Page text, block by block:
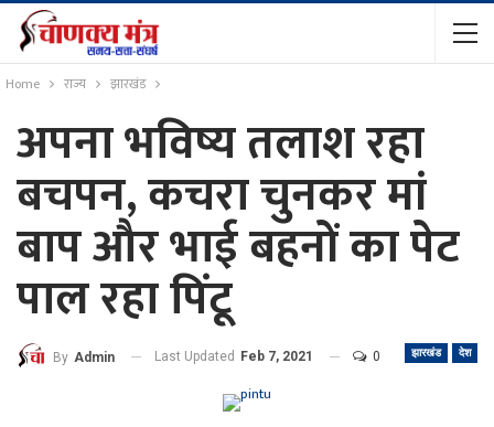
Home राज्य झारखंड
अपना भविष्य तलाश रहा
बचपन, कचरा चुनकर मां
बाप और भाई बहनों का पेट
पाल रहा पिंटू
झारखंड देश
By Admin Last Updated Feb 7, 2021 0